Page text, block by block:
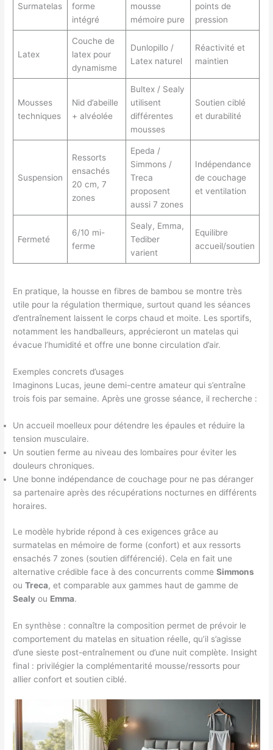
Surmatelas
forme
intégré
mousse
mémoire pure
points de
pression
Latex
Couche de
latex pour
dynamisme
Dunlopillo /
Latex naturel
Réactivité et
maintien
Mousses
techniques
Nid d’abeille
+ alvéolée
Bultex / Sealy
utilisent
différentes
mousses
Soutien ciblé
et durabilité
Suspension
Ressorts
ensachés
20 cm, 7
zones
Epeda /
Simmons /
Treca
proposent
aussi 7 zones
Indépendance
de couchage
et ventilation
Fermeté
6/10 mi-
ferme
Sealy, Emma,
Tediber
varient
Equilibre
accueil/soutien
En pratique, la housse en fibres de bambou se montre très
utile pour la régulation thermique, surtout quand les séances
d’entraînement laissent le corps chaud et moite. Les sportifs,
notamment les handballeurs, apprécieront un matelas qui
évacue l’humidité et offre une bonne circulation d’air.
Exemples concrets d’usages
Imaginons Lucas, jeune demi-centre amateur qui s’entraîne
trois fois par semaine. Après une grosse séance, il recherche :
Un accueil moelleux pour détendre les épaules et réduire la
tension musculaire.
Un soutien ferme au niveau des lombaires pour éviter les
douleurs chroniques.
Une bonne indépendance de couchage pour ne pas déranger
sa partenaire après des récupérations nocturnes en différents
horaires.
Le modèle hybride répond à ces exigences grâce au
surmatelas en mémoire de forme (confort) et aux ressorts
ensachés 7 zones (soutien différencié). Cela en fait une
alternative crédible face à des concurrents commeSimmons
ouTreca, et comparable aux gammes haut de gamme de
Sealy ou Emma.
En synthèse : connaître la composition permet de prévoir le
comportement du matelas en situation réelle, qu’il s’agisse
d’une sieste post-entraînement ou d’une nuit complète. Insight
final : privilégier la complémentarité mousse/ressorts pour
allier confort et soutien ciblé.